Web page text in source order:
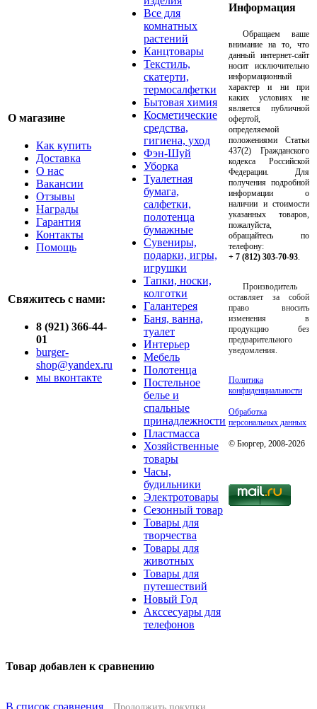
О магазине
Как купить
Доставка
О нас
Вакансии
Отзывы
Награды
Гарантия
Контакты
Помощь
Свяжитесь с нами:
8 (921) 366-44-
01
burger-
shop@yandex.ru
мы вконтакте
Все для
комнатных
растений
Канцтовары
Текстиль,
скатерти,
термосалфетки
Бытовая химия
Косметические
средства,
гигиена, уход
Фэн-Шуй
Уборка
Туалетная
бумага,
салфетки,
полотенца
бумажные
Сувениры,
подарки, игры,
игрушки
Тапки, носки,
колготки
Галантерея
Баня, ванна,
туалет
Интерьер
Мебель
Полотенца
Постельное
белье и
спальные
принадлежности
Пластмасса
Хозяйственные
товары
Часы,
будильники
Электротовары
Сезонный товар
Товары для
творчества
Товары для
животных
Товары для
путешествий
Новый Год
Акссесуары для
телефонов
Информация
Обращаем ваше
внимание на то, что
данный интернет-сайт
носит исключительно
информационный
характер и ни при
каких условиях не
является публичной
офертой,
определяемой
положениями Статьи
437(2) Гражданского
кодекса Российской
Федерации. Для
получения подробной
информации о
наличии и стоимости
указанных товаров,
пожалуйста,
обращайтесь по
телефону:
+ 7 (812) 303-70-93
Производитель
оставляет за собой
право вносить
изменения в
продукцию без
предварительного
уведомления.
Политика
конфиденциальности
Обработка
персональных данных
© Бюргер, 2008-2026
Товар добавлен к сравнению
В список сравнения